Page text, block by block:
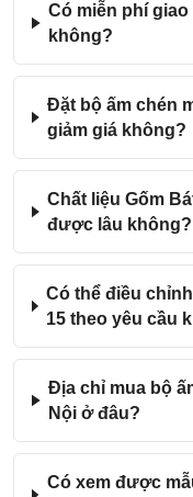
Có miễn phí giao
không?
Đặt bộ ấm chén
giảm giá không?
Chất liệu Gốm
được lâu không?
Có thể điều
15 theo yêu cầu
Địa chỉ mua bộ
Nội ở đâu?
Có xem được